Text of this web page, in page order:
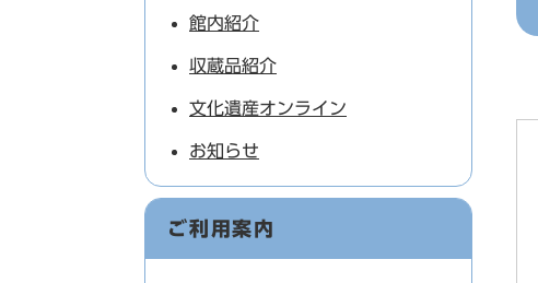
館内紹介
収蔵品紹介
文化遺産オンライン
お知らせ
ご利用案内